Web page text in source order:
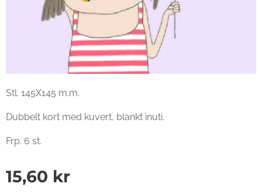
Stl. 145X145 m.m.
Dubbelt kort med kuvert, blankt inuti.
Frp. 6 st.
15,60 kr